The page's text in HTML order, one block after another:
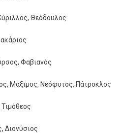
Θεόδουλος
Φαβιανός
Μάξιμος, Νεόφυτος, Πάτροκλος
Διονύσιος